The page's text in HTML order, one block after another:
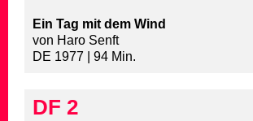
Ein Tag mit dem Wind
von Haro Senft
DE 1977 | 94 Min.
DF 2